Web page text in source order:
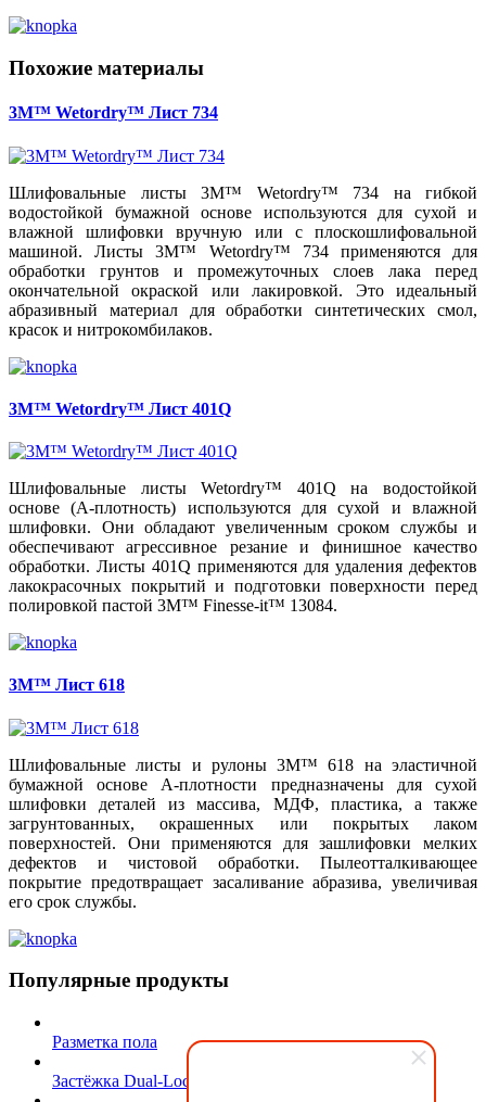
Похожие материалы
3M™ Wetordry™ Лист 734
Шлифовальные листы 3M™ Wetordry™ 734 на гибкой
водостойкой бумажной основе используются для сухой и
влажной шлифовки вручную или с плоскошлифовальной
машиной. Листы 3M™ Wetordry™ 734 применяются для
обработки грунтов и промежуточных слоев лака перед
окончательной окраской или лакировкой. Это идеальный
абразивный материал для обработки синтетических смол,
красок и нитрокомбилаков.
3M™ Wetordry™ Лист 401Q
Шлифовальные листы Wetordry™ 401Q на водостойкой
основе (А-плотность) используются для сухой и влажной
шлифовки. Они обладают увеличенным сроком службы и
обеспечивают агрессивное резание и финишное качество
обработки. Листы 401Q применяются для удаления дефектов
лакокрасочных покрытий и подготовки поверхности перед
полировкой пастой 3М™ Finesse-it™ 13084.
3M™ Лист 618
Шлифовальные листы и рулоны 3M™ 618 на эластичной
бумажной основе А-плотности предназначены для сухой
шлифовки деталей из массива, МДФ, пластика, а также
загрунтованных, окрашенных или покрытых лаком
поверхностей. Они применяются для зашлифовки мелких
дефектов и чистовой обработки. Пылеотталкивающее
покрытие предотвращает засаливание абразива, увеличивая
его срок службы.
Популярные продукты
Разметка пола
Застёжка Dual-Lock